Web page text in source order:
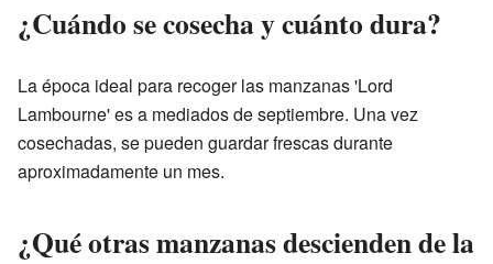
¿Cuándo se cosecha y cuánto dura?
La época ideal para recoger las manzanas 'Lord
Lambourne' es a mediados de septiembre. Una vez
cosechadas, se pueden guardar frescas durante
aproximadamente un mes.
¿Qué otras manzanas descienden de la